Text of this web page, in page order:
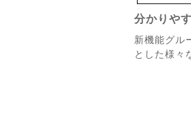
分かりや
新機能グル
とした様々